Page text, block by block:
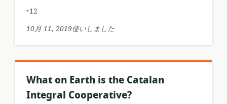
ー
マ
ト:
+12
10月 11, 2019使いしました
What on Earth is the Catalan
Integral Cooperative?